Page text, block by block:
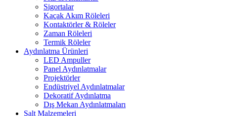
Sigortalar
Kaçak Akım Röleleri
Kontaktörler & Röleler
Zaman Röleleri
Termik Röleler
Aydınlatma Ürünleri
LED Ampuller
Panel Aydınlatmalar
Projektörler
Endüstriyel Aydınlatmalar
Dekoratif Aydınlatma
Dış Mekan Aydınlatmaları
Şalt Malzemeleri